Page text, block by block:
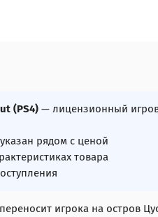
(PS4) — лицензионный
рядом с ценой
товара
игрока на остров